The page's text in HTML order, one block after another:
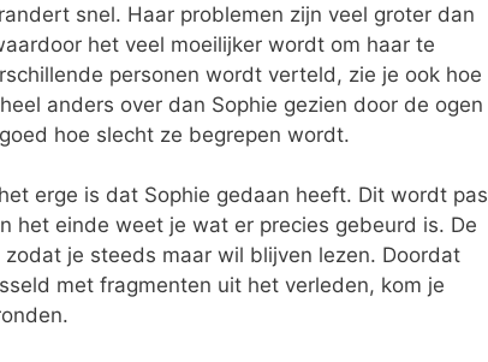
snel. Haar problemen zijn veel groter dan
het veel moeilijker wordt om haar te
personen wordt verteld, zie je ook hoe
anders over dan Sophie gezien door de ogen
hoe slecht ze begrepen wordt.
erge is dat Sophie gedaan heeft. Dit wordt pas
het einde weet je wat er precies gebeurd is. De
je steeds maar wil blijven lezen. Doordat
met fragmenten uit het verleden, kom je